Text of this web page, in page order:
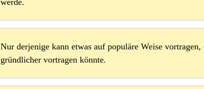
Nur derjenige kann etwas auf populäre Weise vortragen,
gründlicher vortragen könnte.